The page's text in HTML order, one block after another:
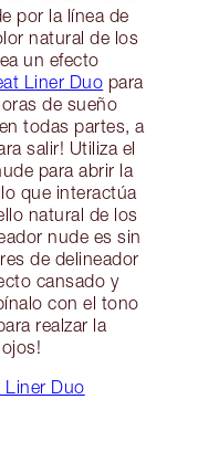
por la línea de
natural de los
un efecto
Liner Duo para
de sueño
todas partes, a
salir! Utiliza el
para abrir la
que interactúa
natural de los
nude es sin
de delineador
cansado y
con el tono
realzar la
Liner Duo